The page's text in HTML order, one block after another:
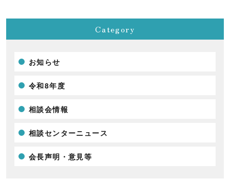
Category
お知らせ
令和8年度
相談会情報
相談センターニュース
会長声明・意見等